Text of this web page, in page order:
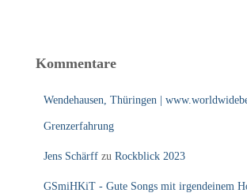
Kommentare
Wendehausen, Thüringen |
Grenzerfahrung
Jens Schärff zu Rockblick 2023
GSmiHKiT - Gute Songs mit irgendeinem